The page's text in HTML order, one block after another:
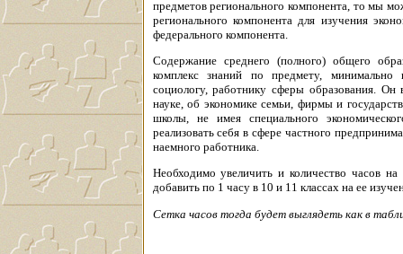
предметов регионального компонента, то мы
регионального компонента для изучения
федерального компонента.
Содержание среднего (полного) общего
комплекс знаний по предмету, минимально
социологу, работнику сферы образования. Он
науке, об экономике семьи, фирмы и
школы, не имея специального
реализовать себя в сфере частного
наемного работника.
Необходимо увеличить и количество часов
добавить по 1 часу в 10 и 11 классах на ее
Сетка часов тогда будет выглядеть как в